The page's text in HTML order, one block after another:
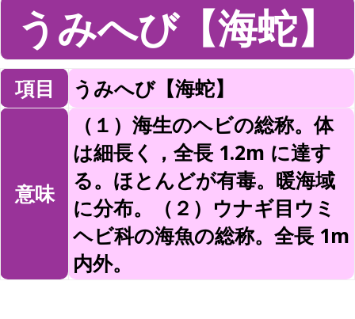
うみへび【海蛇】
項目 うみへび【海蛇】
意味
（１）海生のヘビの総称。体
は細長く，全長 1.2m に達す
る。ほとんどが有毒。暖海域
に分布。（２）ウナギ目ウミ
ヘビ科の海魚の総称。全長 1m
内外。